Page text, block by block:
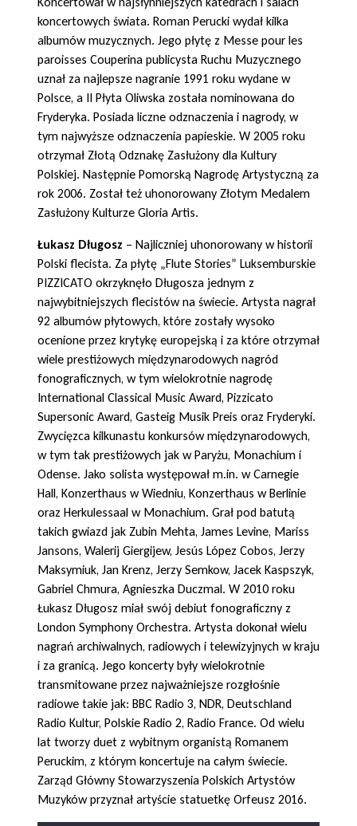
koncertowych świata. Roman Perucki wydał kilka
albumów muzycznych. Jego płytę z Messe pour les
paroisses Couperina publicysta Ruchu Muzycznego
uznał za najlepsze nagranie 1991 roku wydane w
Polsce, a II Płyta Oliwska została nominowana do
Fryderyka. Posiada liczne odznaczenia i nagrody, w
tym najwyższe odznaczenia papieskie. W 2005 roku
otrzymał Złotą Odznakę Zasłużony dla Kultury
Polskiej. Następnie Pomorską Nagrodę Artystyczną za
rok 2006. Został też uhonorowany Złotym Medalem
Zasłużony Kulturze Gloria Artis.
Łukasz Długosz – Najliczniej uhonorowany w historii
Polski flecista. Za płytę „Flute Stories” Luksemburskie
PIZZICATO okrzyknęło Długosza jednym z
najwybitniejszych flecistów na świecie. Artysta nagrał
92 albumów płytowych, które zostały wysoko
ocenione przez krytykę europejską i za które otrzymał
wiele prestiżowych międzynarodowych nagród
fonograficznych, w tym wielokrotnie nagrodę
International Classical Music Award, Pizzicato
Supersonic Award, Gasteig Musik Preis oraz Fryderyki.
Zwycięzca kilkunastu konkursów międzynarodowych,
w tym tak prestiżowych jak w Paryżu, Monachium i
Odense. Jako solista występował m.in. w Carnegie
Hall, Konzerthaus w Wiedniu, Konzerthaus w Berlinie
oraz Herkulessaal w Monachium. Grał pod batutą
takich gwiazd jak Zubin Mehta, James Levine, Mariss
Jansons, Walerij Giergijew, Jesús López Cobos, Jerzy
Maksymiuk, Jan Krenz, Jerzy Semkow, Jacek Kaspszyk,
Gabriel Chmura, Agnieszka Duczmal. W 2010 roku
Łukasz Długosz miał swój debiut fonograficzny z
London Symphony Orchestra. Artysta dokonał wielu
nagrań archiwalnych, radiowych i telewizyjnych w kraju
i za granicą. Jego koncerty były wielokrotnie
transmitowane przez najważniejsze rozgłośnie
radiowe takie jak: BBC Radio 3, NDR, Deutschland
Radio Kultur, Polskie Radio 2, Radio France. Od wielu
lat tworzy duet z wybitnym organistą Romanem
Peruckim, z którym koncertuje na całym świecie.
Zarząd Główny Stowarzyszenia Polskich Artystów
Muzyków przyznał artyście statuetkę Orfeusz 2016.